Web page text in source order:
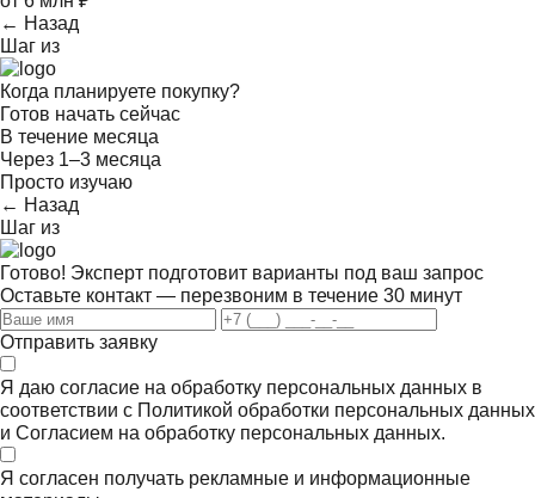
← Назад
Шаг из
Когда планируете покупку?
Готов начать сейчас
В течение месяца
Через 1–3 месяца
Просто изучаю
← Назад
Шаг из
Готово! Эксперт подготовит варианты под ваш запрос
Оставьте контакт — перезвоним в течение 30 минут
Отправить заявку
Я даю согласие на обработку персональных данных в
соответствии с Политикой обработки персональных данных
и Согласием на обработку персональных данных.
Я согласен получать рекламные и информационные